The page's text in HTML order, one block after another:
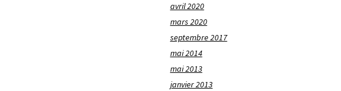
avril 2020
mars 2020
septembre 2017
mai 2014
mai 2013
janvier 2013